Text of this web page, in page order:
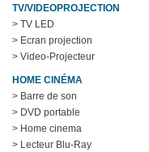
TV/VIDEOPROJECTION
> TV LED
> Ecran projection
> Video-Projecteur
HOME CINÉMA
> Barre de son
> DVD portable
> Home cinema
> Lecteur Blu-Ray